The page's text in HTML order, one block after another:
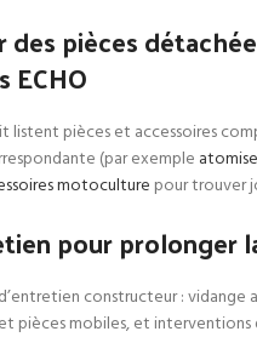
des pièces
ECHO
listent pièces et accessoires
(par exemple
motoculture pour trouver
pour prolonger
constructeur : vidange
pièces mobiles, et interventions